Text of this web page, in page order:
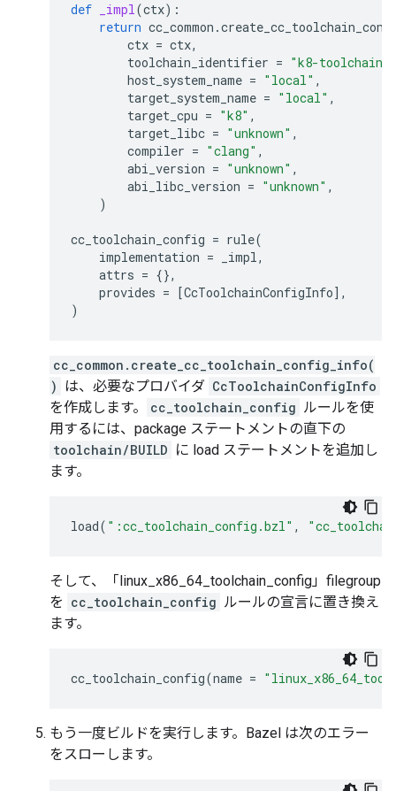
def _impl(ctx):
return cc_common .
ctx = ctx,
toolchain_identifier = "k8-toolchain"
host_system_name = "local" ,
target_system_name = "local" ,
target_cpu = "k8" ,
target_libc = "unknown" ,
compiler = "clang" ,
abi_version = "unknown" ,
abi_libc_version = "unknown" ,
)
cc_toolchain_config = rule(
implementation = _impl,
attrs = {},
provides = [CcToolchainConfigInfo],
)
cc_common.create_cc_toolchain_config_info(
) は、必要なプロバイダ CcToolchainConfigInfo
を作成します。
cc_toolchain_config ルールを使
用するには、package ステートメントの直下の
toolchain/BUILD に load ステートメントを追加し
ます。
load( ":cc_toolchain_config.bzl" ,
そして、「linux_x86_64_toolchain_config」filegroup
を cc_toolchain_config ルールの宣言に置き換え
ます。
cc_toolchain_config(name =
もう一度ビルドを実行します。Bazel は次のエラー
をスローします。